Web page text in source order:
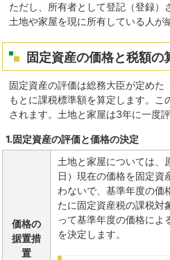
ただし、所有者として登記（登録
土地や家屋を現に所有している人が
固定資産の価格と税額の
固定資産の評価は総務大臣が定め
もとに課税標準額を算定します。
されます。土地と家屋は3年に一度
1.固定資産の評価と価格の決定
価格の
据置措
置
土地と家屋については、
日）現在の価格を固定資
わないで、基準年度の価
たに固定資産税の課税対
って基準年度の価格によ
を決定します。